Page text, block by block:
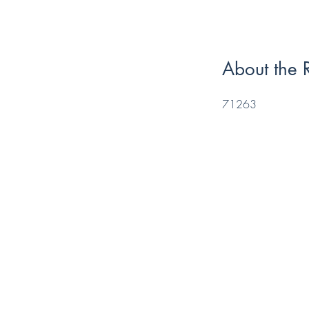
About the
71263